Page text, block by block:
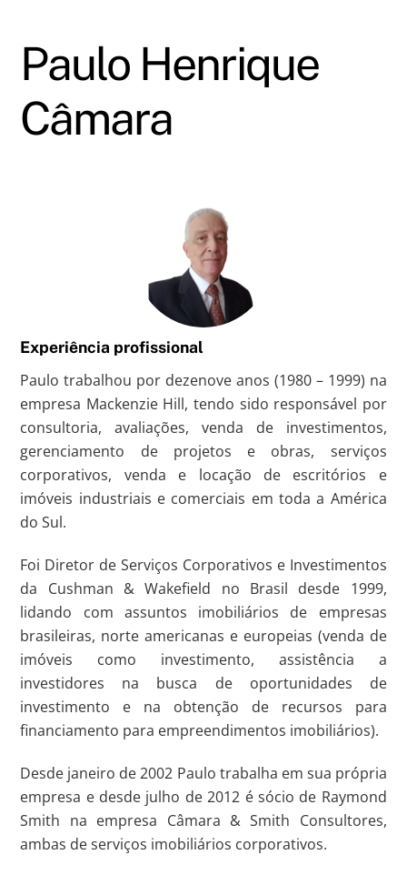
content
Paulo Henrique
Câmara
Experiência profissional
Paulo trabalhou por dezenove anos (1980 – 1999) na
empresa Mackenzie Hill, tendo sido responsável por
consultoria, avaliações, venda de investimentos,
gerenciamento de projetos e obras, serviços
corporativos, venda e locação de escritórios e
imóveis industriais e comerciais em toda a América
do Sul.
Foi Diretor de Serviços Corporativos e Investimentos
da Cushman & Wakefield no Brasil desde 1999,
lidando com assuntos imobiliários de empresas
brasileiras, norte americanas e europeias (venda de
imóveis como investimento, assistência a
investidores na busca de oportunidades de
investimento e na obtenção de recursos para
financiamento para empreendimentos imobiliários).
Desde janeiro de 2002 Paulo trabalha em sua própria
empresa e desde julho de 2012 é sócio de Raymond
Smith na empresa Câmara & Smith Consultores,
ambas de serviços imobiliários corporativos.